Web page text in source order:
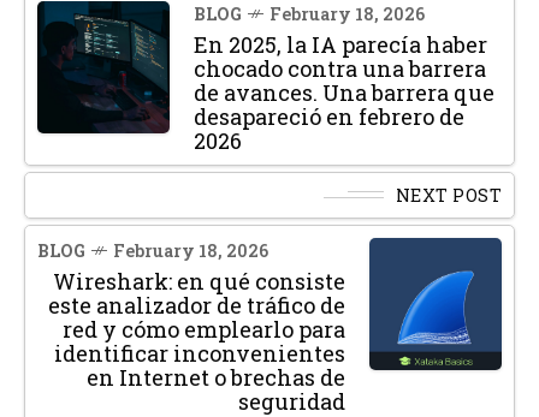
BLOG February 18, 2026
En 2025, la IA parecía haber
chocado contra una barrera
de avances. Una barrera que
desapareció en febrero de
2026
NEXT POST
BLOG February 18, 2026
Wireshark: en qué consiste
este analizador de tráfico de
red y cómo emplearlo para
identificar inconvenientes
en Internet o brechas de
seguridad